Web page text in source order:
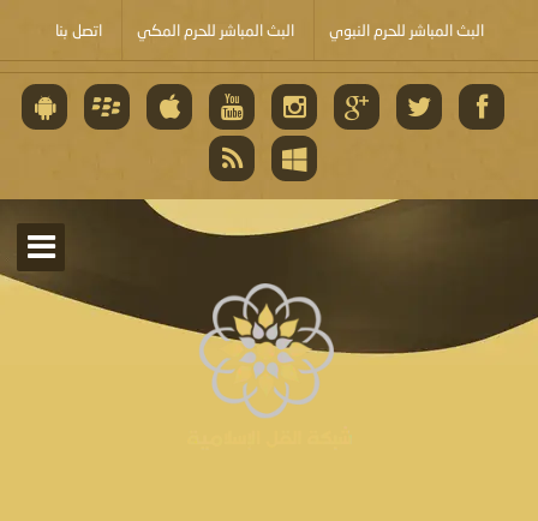
البث المباشر للحرم النبوي البث المباشر للحرم المكي اتصل بنا